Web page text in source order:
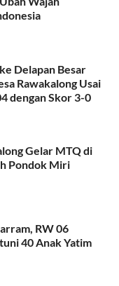
Delapan Besar
Rawakalong Usai
dengan Skor 3-0
Gelar MTQ di
Pondok Miri
RW 06
40 Anak Yatim